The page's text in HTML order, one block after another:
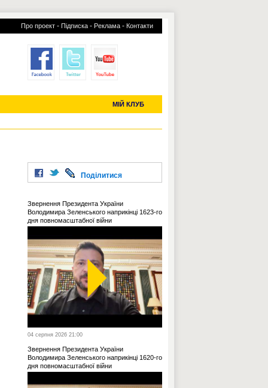
Про проект - Підписка - Реклама - Контакти
МІЙ КЛУБ
УСІ ТРАНСФЕРИ
Поділитися
Звернення Президента України
Володимира Зеленського наприкінці 1623-го
дня повномасштабної війни
04 серпня 2026 21:00
Звернення Президента України
Володимира Зеленського наприкінці 1620-го
дня повномасштабної війни